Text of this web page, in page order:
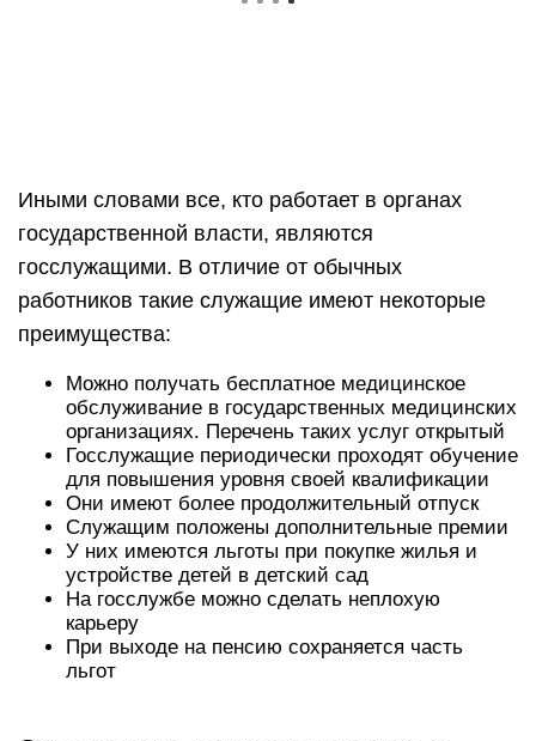
Иными словами все, кто работает в органах
государственной власти, являются
госслужащими. В отличие от обычных
работников такие служащие имеют некоторые
преимущества:
Можно получать бесплатное медицинское
обслуживание в государственных медицинских
организациях. Перечень таких услуг открытый
Госслужащие периодически проходят обучение
для повышения уровня своей квалификации
Они имеют более продолжительный отпуск
Служащим положены дополнительные премии
У них имеются льготы при покупке жилья и
устройстве детей в детский сад
На госслужбе можно сделать неплохую
карьеру
При выходе на пенсию сохраняется часть
льгот